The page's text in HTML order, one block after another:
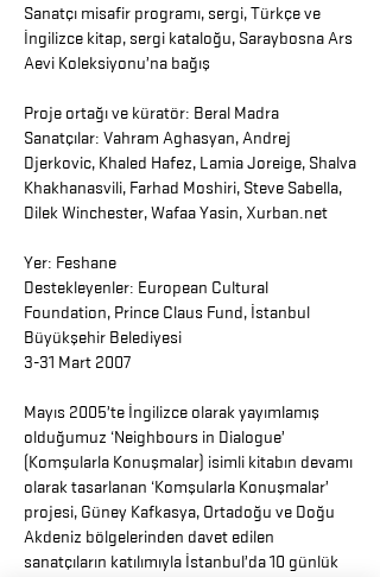
Sanatçı misafir programı, sergi, Türkçe ve
İngilizce kitap, sergi kataloğu, Saraybosna Ars
Aevi Koleksiyonu’na bağış
Proje ortağı ve küratör: Beral Madra
Sanatçılar: Vahram Aghasyan, Andrej
Djerkovic, Khaled Hafez, Lamia Joreige, Shalva
Khakhanasvili, Farhad Moshiri, Steve Sabella,
Dilek Winchester, Wafaa Yasin, Xurban.net
Yer: Feshane
Destekleyenler: European Cultural
Foundation, Prince Claus Fund, İstanbul
Büyükşehir Belediyesi
3-31 Mart 2007
Mayıs 2005’te İngilizce olarak yayımlamış
olduğumuz ‘Neighbours in Dialogue’
(Komşularla Konuşmalar) isimli kitabın devamı
olarak tasarlanan ‘Komşularla Konuşmalar’
projesi, Güney Kafkasya, Ortadoğu ve Doğu
Akdeniz bölgelerinden davet edilen
sanatçıların katılımıyla İstanbul’da 10 günlük